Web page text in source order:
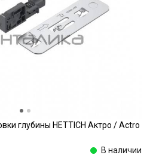
глубины HETTICH Актро / Actro
В наличии